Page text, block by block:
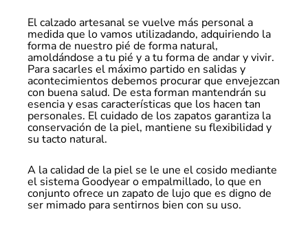
El calzado artesanal se vuelve más personal a
medida que lo vamos utilizadando, adquiriendo la
forma de nuestro pié de forma natural,
amoldándose a tu pié y a tu forma de andar y vivir.
Para sacarles el máximo partido en salidas y
acontecimientos debemos procurar que envejezcan
con buena salud. De esta forman mantendrán su
esencia y esas características que los hacen tan
personales. El cuidado de los zapatos garantiza la
conservación de la piel, mantiene su flexibilidad y
su tacto natural.
A la calidad de la piel se le une el cosido mediante
el sistema Goodyear o empalmillado, lo que en
conjunto ofrece un zapato de lujo que es digno de
ser mimado para sentirnos bien con su uso.